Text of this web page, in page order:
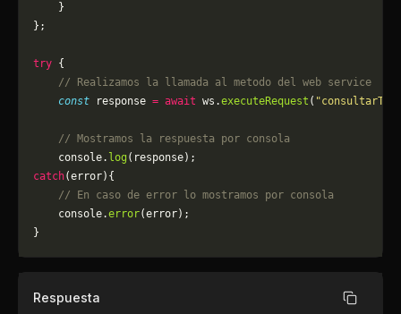
    }
};
try {
    // Realizamos la llamada al metodo del web service
    const
response = await ws.executeRequest (
    // Mostramos la respuesta por consola
    console.
log (response);
catch(error){
    // En caso de error lo mostramos por consola
	console.
error(error);
}
Respuesta Copiar